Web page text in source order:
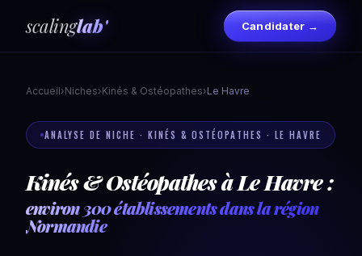
scalinglab' Candidater →
Accueil›Niches›Kinés & Ostéopathes›Le Havre
ANALYSE DE NICHE · KINÉS & OSTÉOPATHES · LE HAVRE
Kinés & Ostéopathes à Le Havre :
environ 300 établissements dans la région
Normandie